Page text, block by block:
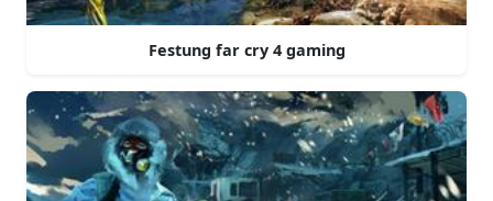
Festung far cry 4 gaming